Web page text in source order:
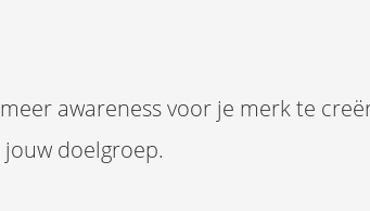
awareness voor je merk te
doelgroep.